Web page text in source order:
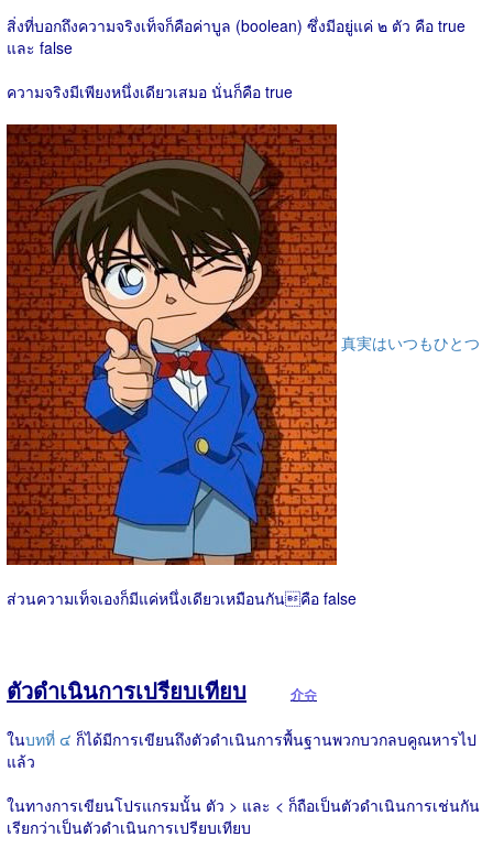
สิ่งที่บอกถึงความจริงเท็จก็คือค่าบูล (boolean) ซึ่งมีอยู่แค่ ๒ ตัว คือ true
และ false
ความจริงมีเพียงหนึ่งเดียวเสมอ นั่นก็คือ true
真実はいつもひとつ
ส่วนความเท็จเองก็มีแค่หนึ่งเดียวเหมือนกันคือ false
ตัวดำเนินการเปรียบเทียบ 介슈
ในบทที่ ๔ ก็ได้มีการเขียนถึงตัวดำเนินการพื้นฐานพวกบวกลบคูณหารไป
แล้ว
ในทางการเขียนโปรแกรมนั้น ตัว > และ < ก็ถือเป็นตัวดำเนินการเช่นกัน
เรียกว่าเป็นตัวดำเนินการเปรียบเทียบ